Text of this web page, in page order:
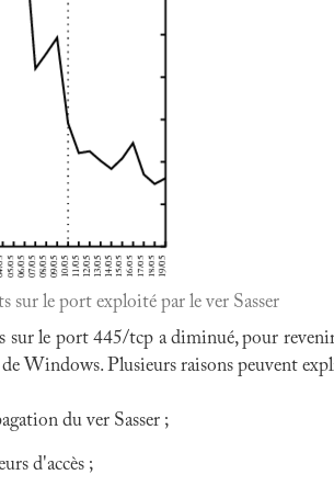
sur le port exploité par le ver Sasser
le port 445/tcp a diminué, pour
de Windows. Plusieurs raisons peuvent
du ver Sasser ;
d'accès ;